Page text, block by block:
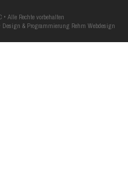
Alle Rechte vorbehalten
Design & Programmierung Rehm Webdesign